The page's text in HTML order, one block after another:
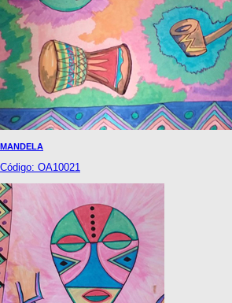
MANDELA
Código: OA10021